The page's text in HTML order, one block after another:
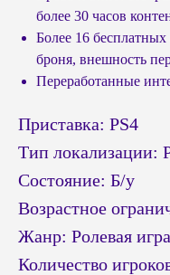
более 30 часов
Более 16
броня, внешность
Переработанные
Приставка: PS4
Тип локализации:
Состояние: Б/у
Возрастное
Жанр: Ролевая игра
Количество